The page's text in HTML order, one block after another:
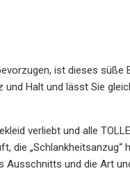
ist dieses süße
Halt und lässt Sie
verliebt und alle
die
Ausschnitts und die Art